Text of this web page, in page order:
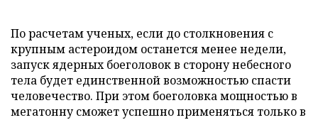
По расчетам ученых, если до столкновения с
крупным астероидом останется менее недели,
запуск ядерных боеголовок в сторону небесного
тела будет единственной возможностью спасти
человечество. При этом боеголовка мощностью в
мегатонну сможет успешно применяться только в